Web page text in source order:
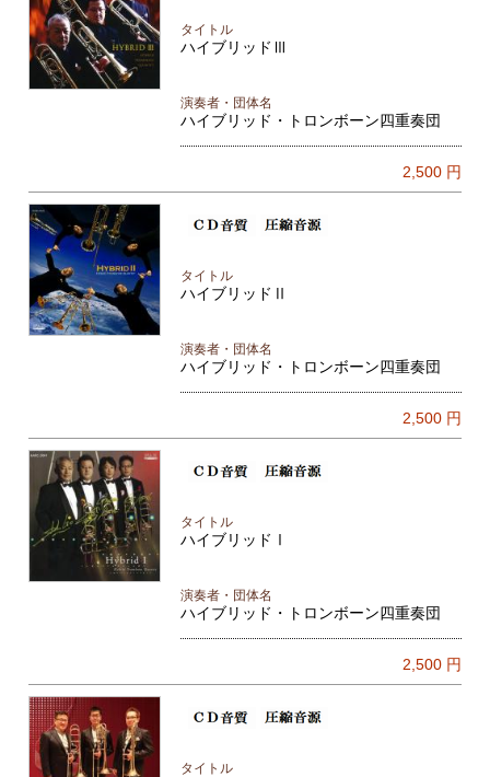
タイトル
ハイブリッドⅢ
演奏者・団体名
ハイブリッド・トロンボーン四重奏団
2,500円
タイトル
ハイブリッドⅡ
演奏者・団体名
ハイブリッド・トロンボーン四重奏団
2,500円
タイトル
ハイブリッドⅠ
演奏者・団体名
ハイブリッド・トロンボーン四重奏団
2,500円
タイトル